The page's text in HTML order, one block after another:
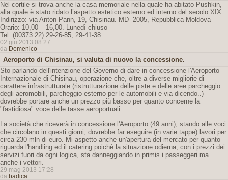
Nel cortile si trova anche la casa memoriale nella quale ha abitato Pushkin,
alla quale è stato ridato l’aspetto estetico esterno ed interno del secolo XIX.
Indirizzo: via Anton Pann, 19, Chisinau. MD- 2005, Repubblica Moldova
Orario: 10,00 – 16,00. Lunedì chiuso
Tel: (00373 22) 29-26-85; 29-41-38
02 giu 2013 08:27
da Domenico
Aeroporto di Chisinau, si valuta di nuovo la concessione.
Sto parlando dell'intenzione del Governo di dare in concessione l'Aeroporto
Internazionale di Chisinau, operazione che, oltre a diverse migliorie di
carattere infrastrutturale (ristrutturazione delle piste e delle aree parcheggio
degli aeromobili, parcheggio esterno per le automobili e via dicendo..)
dovrebbe portare anche un prezzo più basso per quanto concerne la
"fastidiosa" voce delle tasse aeroportuali.
La società che riceverà in concessione l'Aeroporto (49 anni), stando alle voci
che circolano in questi giorni, dovrebbe far eseguire (in varie tappe) lavori per
circa 230 mln di euro. Mi aspetto anche un'apertura del mercato per quanto
riguarda l'handling ed il catering poichè la situazione odierna, con i prezzi dei
servizi fuori da ogni logica, sta danneggiando in primis i passeggeri ma
anche i vettori.
29 mag 2013 17:28
da badica